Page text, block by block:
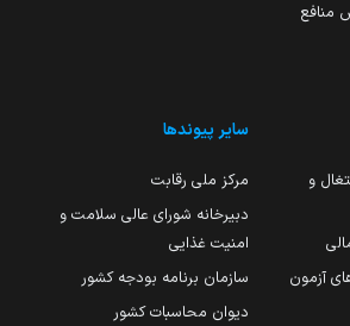
منافع
و
آزمون
سایر پیوندها
مرکز ملی رقابت
دبیرخانه شورای عالی سلامت و
امنیت غذایی
سازمان برنامه بودجه کشور
دیوان محاسبات کشور